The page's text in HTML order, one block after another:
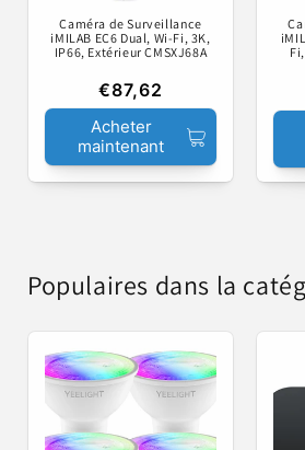
Caméra de Surveillance
iMILAB EC6 Dual, Wi-Fi, 3K,
IP66, Extérieur CMSXJ68A
€87,62
Acheter
maintenant
Populaires dans la